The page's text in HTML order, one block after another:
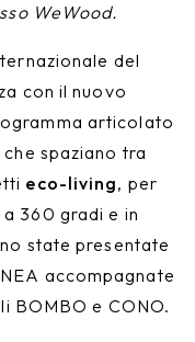
WeWood.
del
con il nuovo
articolato
spaziano tra
eco-living, per
360 gradi e in
state presentate
accompagnate
BOMBO e CONO.